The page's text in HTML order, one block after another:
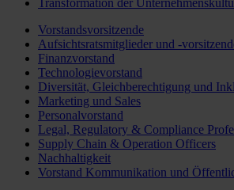
Transformation der
Vorstandsvorsitzende
Aufsichtsratsmitglieder und -
Finanzvorstand
Technologievorstand
Diversität, Gleichberechtigung und
Marketing und Sales
Personalvorstand
Legal, Regulatory & Compliance
Supply Chain & Operation Officers
Nachhaltigkeit
Vorstand Kommunikation und